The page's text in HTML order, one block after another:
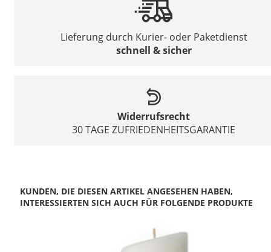
Lieferung durch Kurier- oder Paketdienst
schnell & sicher
Widerrufsrecht
30 TAGE ZUFRIEDENHEITSGARANTIE
KUNDEN, DIE DIESEN ARTIKEL ANGESEHEN HABEN,
INTERESSIERTEN SICH AUCH FÜR FOLGENDE PRODUKTE